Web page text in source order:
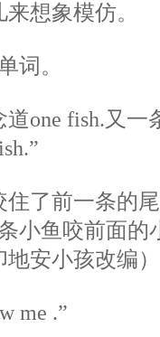
想象模仿。
。
fish.又一
了前一条的
小鱼咬前面的
安小孩改编）
me .”